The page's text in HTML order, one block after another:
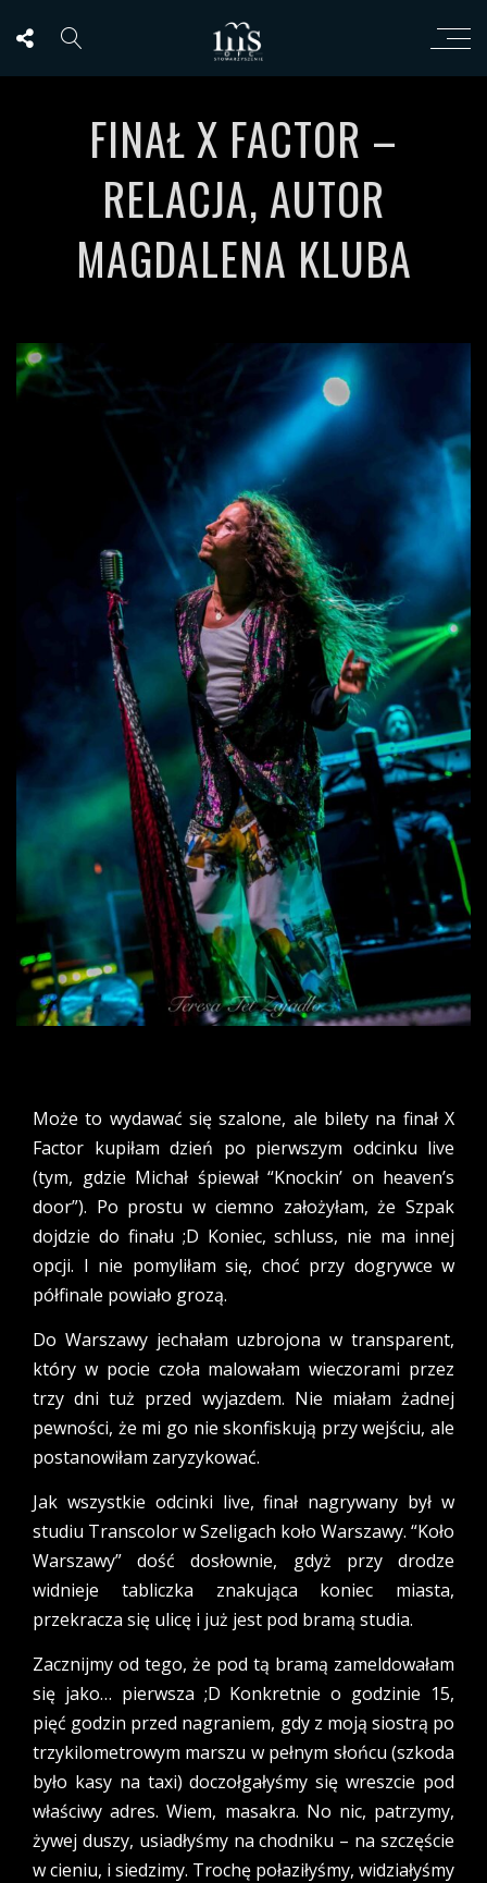
FINAŁ X FACTOR –
RELACJA, AUTOR
MAGDALENA KLUBA
Może to wydawać się szalone, ale bilety na finał X
Factor kupiłam dzień po pierwszym odcinku live
(tym, gdzie Michał śpiewał “Knockin’ on heaven’s
door”). Po prostu w ciemno założyłam, że Szpak
dojdzie do finału ;D Koniec, schluss, nie ma innej
opcji. I nie pomyliłam się, choć przy dogrywce w
półfinale powiało grozą.
Do Warszawy jechałam uzbrojona w transparent,
który w pocie czoła malowałam wieczorami przez
trzy dni tuż przed wyjazdem. Nie miałam żadnej
pewności, że mi go nie skonfiskują przy wejściu, ale
postanowiłam zaryzykować.
Jak wszystkie odcinki live, finał nagrywany był w
studiu Transcolor w Szeligach koło Warszawy. “Koło
Warszawy” dość dosłownie, gdyż przy drodze
widnieje tabliczka znakująca koniec miasta,
przekracza się ulicę i już jest pod bramą studia.
Zacznijmy od tego, że pod tą bramą zameldowałam
się jako… pierwsza ;D Konkretnie o godzinie 15,
pięć godzin przed nagraniem, gdy z moją siostrą po
trzykilometrowym marszu w pełnym słońcu (szkoda
było kasy na taxi) doczołgałyśmy się wreszcie pod
właściwy adres. Wiem, masakra. No nic, patrzymy,
żywej duszy, usiadłyśmy na chodniku – na szczęście
w cieniu, i siedzimy. Trochę połaziłyśmy, widziałyśmy